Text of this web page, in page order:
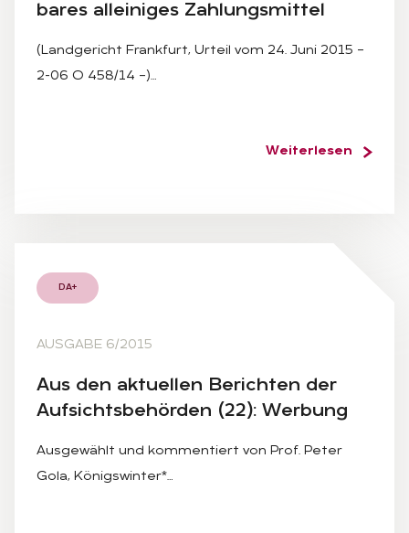
ba­res al­lei­ni­ges Zah­lungs­mit­tel
(Landgericht Frankfurt, Urteil vom 24. Juni 2015 –
2-06 O 458/14 –)…
Weiterlesen
DA+
AUSGABE 6/2015
Aus den ak­tu­el­len Be­rich­ten der
Auf­sichts­be­hör­den (22): Wer­bung
Ausgewählt und kommentiert von Prof. Peter
Gola, Königswinter*…